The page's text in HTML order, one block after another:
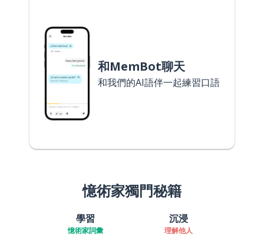
和MemBot聊天
和我們的AI語伴一起練習口語
憶術家獨門秘籍
學習
憶術家詞彙
沉浸
理解他人